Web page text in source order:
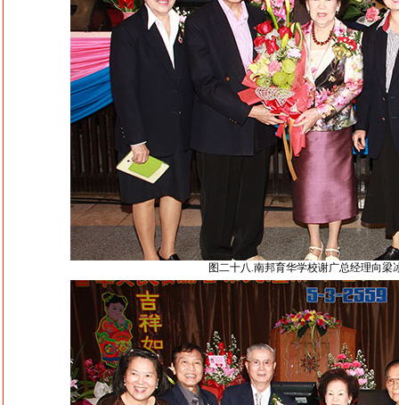
图二十八.南邦育华学校谢广总经理向梁